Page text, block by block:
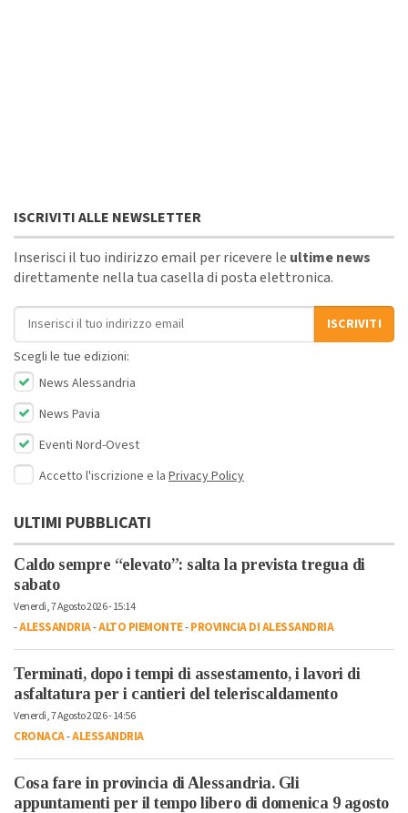
ISCRIVITI ALLE NEWSLETTER
Inserisci il tuo indirizzo email per ricevere le ultime news
direttamente nella tua casella di posta elettronica.
Indirizzo email
ISCRIVITI
Scegli le tue edizioni:
News Alessandria
News Pavia
Eventi Nord-Ovest
Accetto l'iscrizione e la Privacy Policy
ULTIMI PUBBLICATI
Caldo sempre “elevato”: salta la prevista tregua di
sabato
Venerdì, 7 Agosto 2026 - 15:14
-ALESSANDRIA-ALTO PIEMONTE-PROVINCIA DI ALESSANDRIA
Terminati, dopo i tempi di assestamento, i lavori di
asfaltatura per i cantieri del teleriscaldamento
Venerdì, 7 Agosto 2026 - 14:56
CRONACA-ALESSANDRIA
Cosa fare in provincia di Alessandria. Gli
appuntamenti per il tempo libero di domenica 9 agosto